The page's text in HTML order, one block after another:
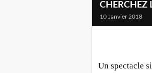
CHERCHEZ
10 Janvier 2018
Un spectacle